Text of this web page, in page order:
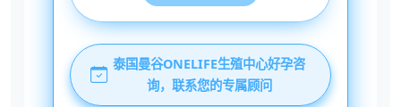
泰国曼谷ONELIFE生殖中心好孕咨
询，联系您的专属顾问